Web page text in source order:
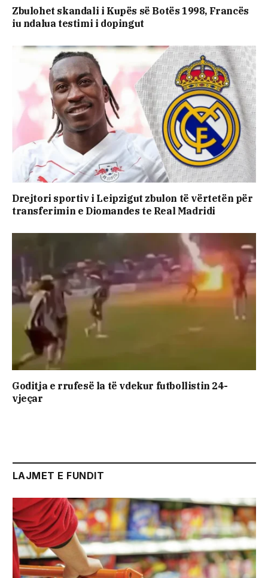
Zbulohet skandali i Kupës së Botës 1998, Francës
iu ndalua testimi i dopingut
Drejtori sportiv i Leipzigut zbulon të vërtetën për
transferimin e Diomandes te Real Madridi
Goditja e rrufesë la të vdekur futbollistin 24-
vjeçar
LAJMET E FUNDIT